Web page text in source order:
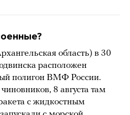
область) в 30
расположен
полигон ВМФ России.
8 августа там
с жидкостным